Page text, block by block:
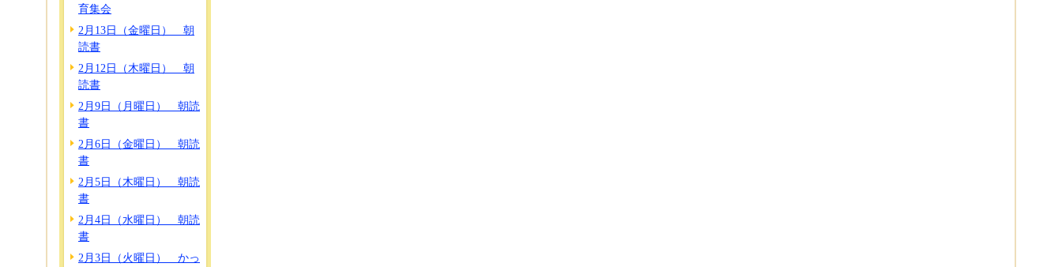
育集会
2月13日（金曜日） 朝
読書
2月12日（木曜日） 朝
読書
2月9日（月曜日） 朝読
書
2月6日（金曜日） 朝読
書
2月5日（木曜日） 朝読
書
2月4日（水曜日） 朝読
書
2月3日（火曜日） かっ